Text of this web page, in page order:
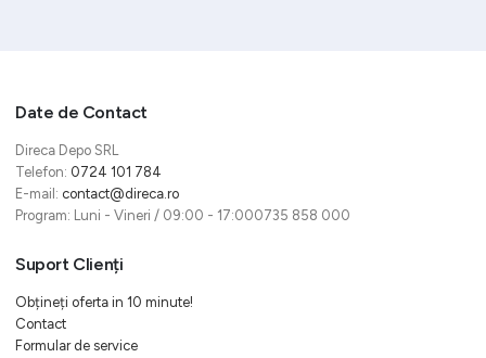
Date de Contact
Direca Depo SRL
Telefon: 0724 101 784
E-mail: contact@direca.ro
Program: Luni - Vineri / 09:00 - 17:000735 858 000
Suport Clienți
Obțineți oferta in 10 minute!
Contact
Formular de service